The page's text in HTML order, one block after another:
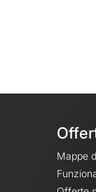
Mappe